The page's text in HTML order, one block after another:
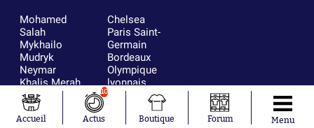
Mohamed
Salah
Mykhailo
Mudryk
Neymar
Khalis Merah
Loïs Openda
Moussa
Niakhaté
Chelsea
Paris Saint-
Germain
Bordeaux
Olympique
lyonnais
FIFA
Real Madrid
RC Strasbourg
Accueil
10
Actus Boutique Forum Menu